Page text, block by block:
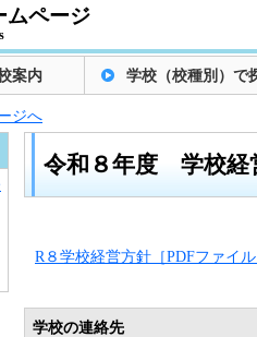
ムページ
案内 学校（校種別）で
ジへ
令和８年度 学校経
R８学校経営方針［PDFファイ
学校の連絡先